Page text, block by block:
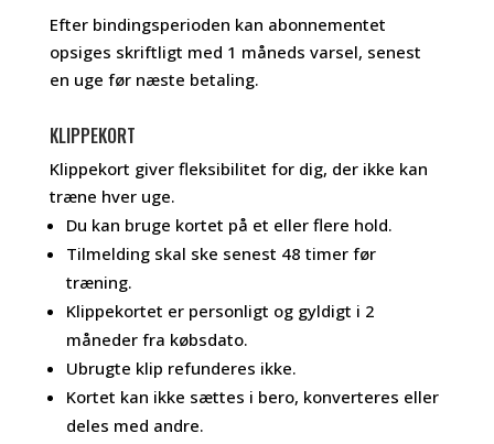
Efter bindingsperioden kan abonnementet
opsiges skriftligt med 1 måneds varsel, senest
en uge før næste betaling.
KLIPPEKORT
Klippekort giver fleksibilitet for dig, der ikke kan
træne hver uge.
Du kan bruge kortet på et eller flere hold.
Tilmelding skal ske senest 48 timer før
træning.
Klippekortet er personligt og gyldigt i 2
måneder fra købsdato.
Ubrugte klip refunderes ikke.
Kortet kan ikke sættes i bero, konverteres eller
deles med andre.